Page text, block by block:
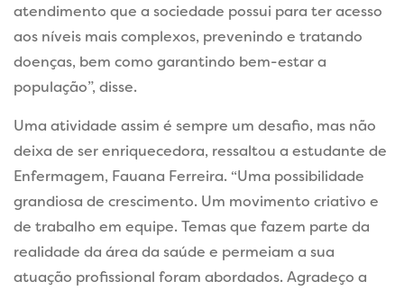
atendimento que a sociedade possui para ter acesso
aos níveis mais complexos, prevenindo e tratando
doenças, bem como garantindo bem-estar a
população”, disse.
Uma atividade assim é sempre um desafio, mas não
deixa de ser enriquecedora, ressaltou a estudante de
Enfermagem, Fauana Ferreira. “Uma possibilidade
grandiosa de crescimento. Um movimento criativo e
de trabalho em equipe. Temas que fazem parte da
realidade da área da saúde e permeiam a sua
atuação profissional foram abordados. Agradeço a